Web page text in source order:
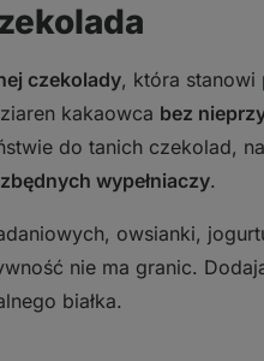
czekolady, która stanowi
kakaowca bez
do tanich czekolad,
wypełniaczy.
owsianki,
nie ma granic.
białka.